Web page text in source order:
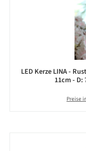
LED Kerze LINA -
11cm -
Preise